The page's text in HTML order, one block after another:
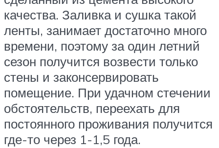
качества. Заливка и сушка такой
ленты, занимает достаточно много
времени, поэтому за один летний
сезон получится возвести только
стены и законсервировать
помещение. При удачном стечении
обстоятельств, переехать для
постоянного проживания получится
где-то через 1-1,5 года.